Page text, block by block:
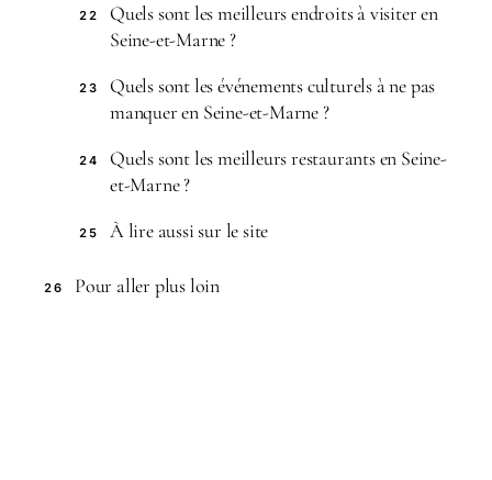
22
Quels sont les meilleurs endroits à visiter en
Seine-et-Marne ?
23
Quels sont les événements culturels à ne pas
manquer en Seine-et-Marne ?
24
Quels sont les meilleurs restaurants en Seine-
et-Marne ?
25 À lire aussi sur le site
26 Pour aller plus loin